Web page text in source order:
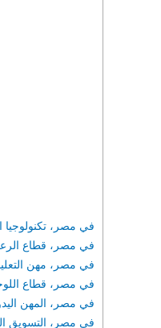
في مصر، تكنولوجيا
في مصر، قطاع
في مصر، مهن
في مصر، قطاع
في مصر، المهن
في مصر، التسويق